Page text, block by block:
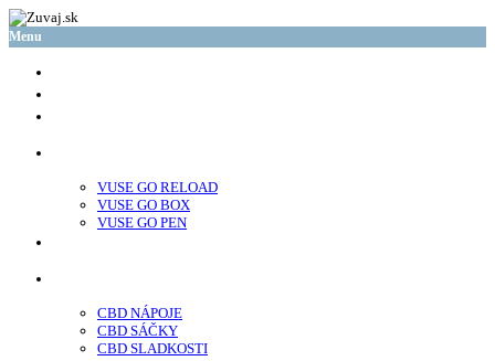
Menu
VUSE GO RELOAD
VUSE GO BOX
VUSE GO PEN
CBD NÁPOJE
CBD SÁČKY
CBD SLADKOSTI